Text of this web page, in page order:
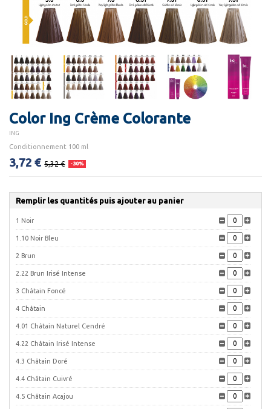
Color Ing Crème Colorante
ING
Conditionnement 100 ml
3,72 € 5,32 € -30%
Remplir les quantités puis ajouter au panier
1 Noir
1.10 Noir Bleu
2 Brun
2.22 Brun Irisé Intense
3 Châtain Foncé
4 Châtain
4.01 Châtain Naturel Cendré
4.22 Châtain Irisé Intense
4.3 Châtain Doré
4.4 Châtain Cuivré
4.5 Châtain Acajou